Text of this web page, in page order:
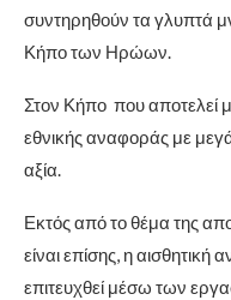
συντηρηθούν τα γλυπτά
Κήπο των Ηρώων.
Στον Κήπο που αποτελεί
εθνικής αναφοράς με
αξία.
Εκτός από το θέμα της
είναι επίσης, η
επιτευχθεί μέσω των